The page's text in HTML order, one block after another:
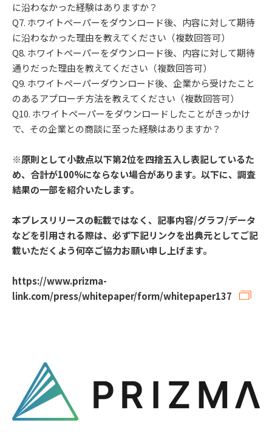
に沿わなかった経験はありますか？
Q7. ホワイトペーパーをダウンロード後、内容に対して期待
に沿わなかった理由を教えてください（複数回答可）
Q8. ホワイトペーパーをダウンロード後、内容に対して期待
通りだった理由を教えてください（複数回答可）
Q9. ホワイトペーパーダウンロード後、企業から受けたこと
のあるアプローチ方法を教えてください（複数回答可）
Q10. ホワイトペーパーをダウンロードしたことがきっかけ
で、その企業との商談に至った経験はありますか？
※原則として小数点以下第2位を四捨五入し表記しているた
め、合計が100%にならない場合があります。以下に、調査
結果の一部を紹介いたします。
本プレスリリースの転載ではなく、記事内容/グラフ/データ
などを引用される際は、必ず下記リンクを出典元としてご記
載いただくよう何卒ご協力お願い申し上げます。
https://www.prizma-
link.com/press/whitepaper/form/whitepaper137